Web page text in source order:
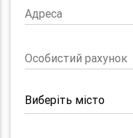
Адреса
Особистий рахунок